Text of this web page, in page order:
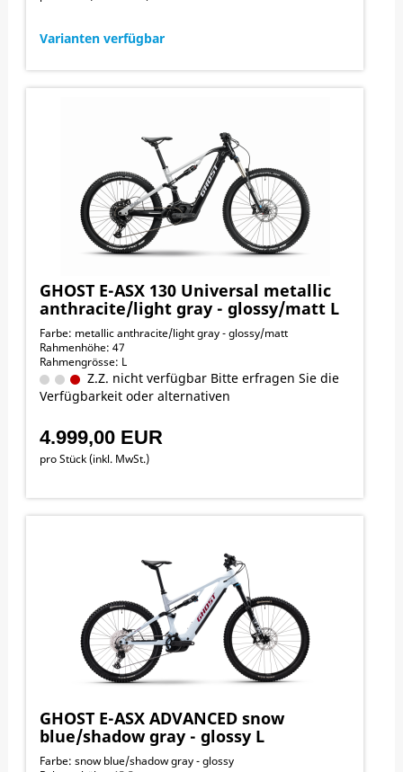
Varianten verfügbar
GHOST E-ASX 130 Universal metallic
anthracite/light gray - glossy/matt L
Farbe: metallic anthracite/light gray - glossy/matt
Rahmenhöhe: 47
Rahmengrösse: L
Z.Z. nicht verfügbar Bitte erfragen Sie die
Verfügbarkeit oder alternativen
4.999,00 EUR
pro Stück (inkl. MwSt.)
GHOST E-ASX ADVANCED snow
blue/shadow gray - glossy L
Farbe: snow blue/shadow gray - glossy